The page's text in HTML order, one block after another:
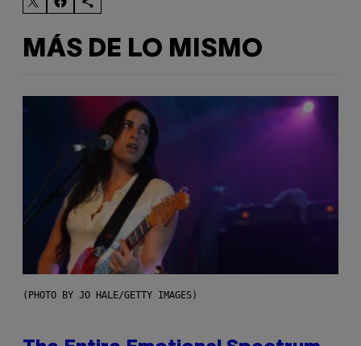
MÁS DE LO MISMO
(PHOTO BY JO HALE/GETTY IMAGES)